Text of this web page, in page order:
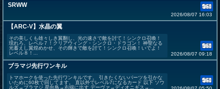
SRWW
2026/08/07 16:03
【ARC-V】水晶の翼
その美しくも雄々しき翼翻し、光の速さで敵を討て！シンクロ召喚！
現れろ、レベル７！クリアウィング・シンクロ・ドラゴン！ 神聖なる
光蓄えし翼煌めかせ、その輝きで敵を討て！シンクロ召喚！いでよ！
レベル８！...
2026/08/07 09:18
ブラマジ先行ワンキル
トマホークを使った先行ワンキルです。 引きたくないパーツを引かな
いために60枚で回してます。 直以外でレベル7になるカード 以下 ソウ
ルズ→ブラマジ 星向鳥→右端に出す デーヴァ→ディオニギス→...